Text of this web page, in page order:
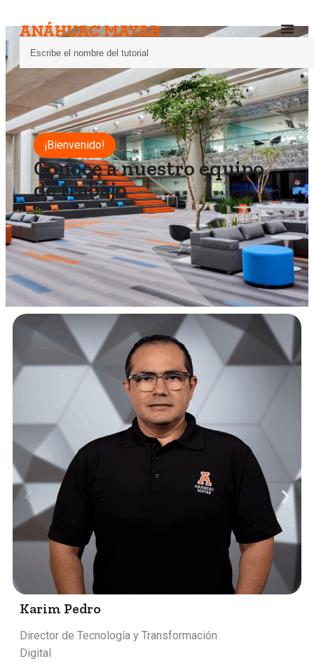
¡Bienvenido!
Conoce a nuestro equipo
de trabajo
Karim Pedro
Director de Tecnología y Transformación
Digital